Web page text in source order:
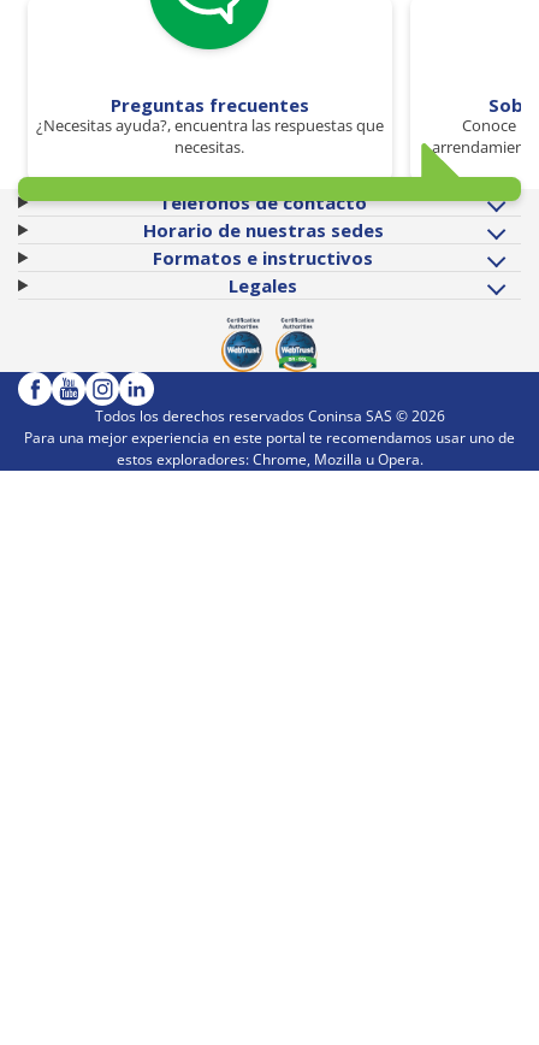
Preguntas frecuentes
¿Necesitas ayuda?, encuentra las respuestas que
necesitas.
Conoce
Teléfonos de contacto
Horario de nuestras sedes
Formatos e instructivos
Legales
Todos los derechos reservados Coninsa SAS ©2026
Para una mejor experiencia en este portal te recomendamos usar uno de
estos exploradores: Chrome, Mozilla u Opera.